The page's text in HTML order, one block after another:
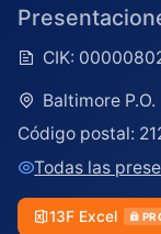
CIK:
Baltimore
Código postal:
Todas las
13F Excel